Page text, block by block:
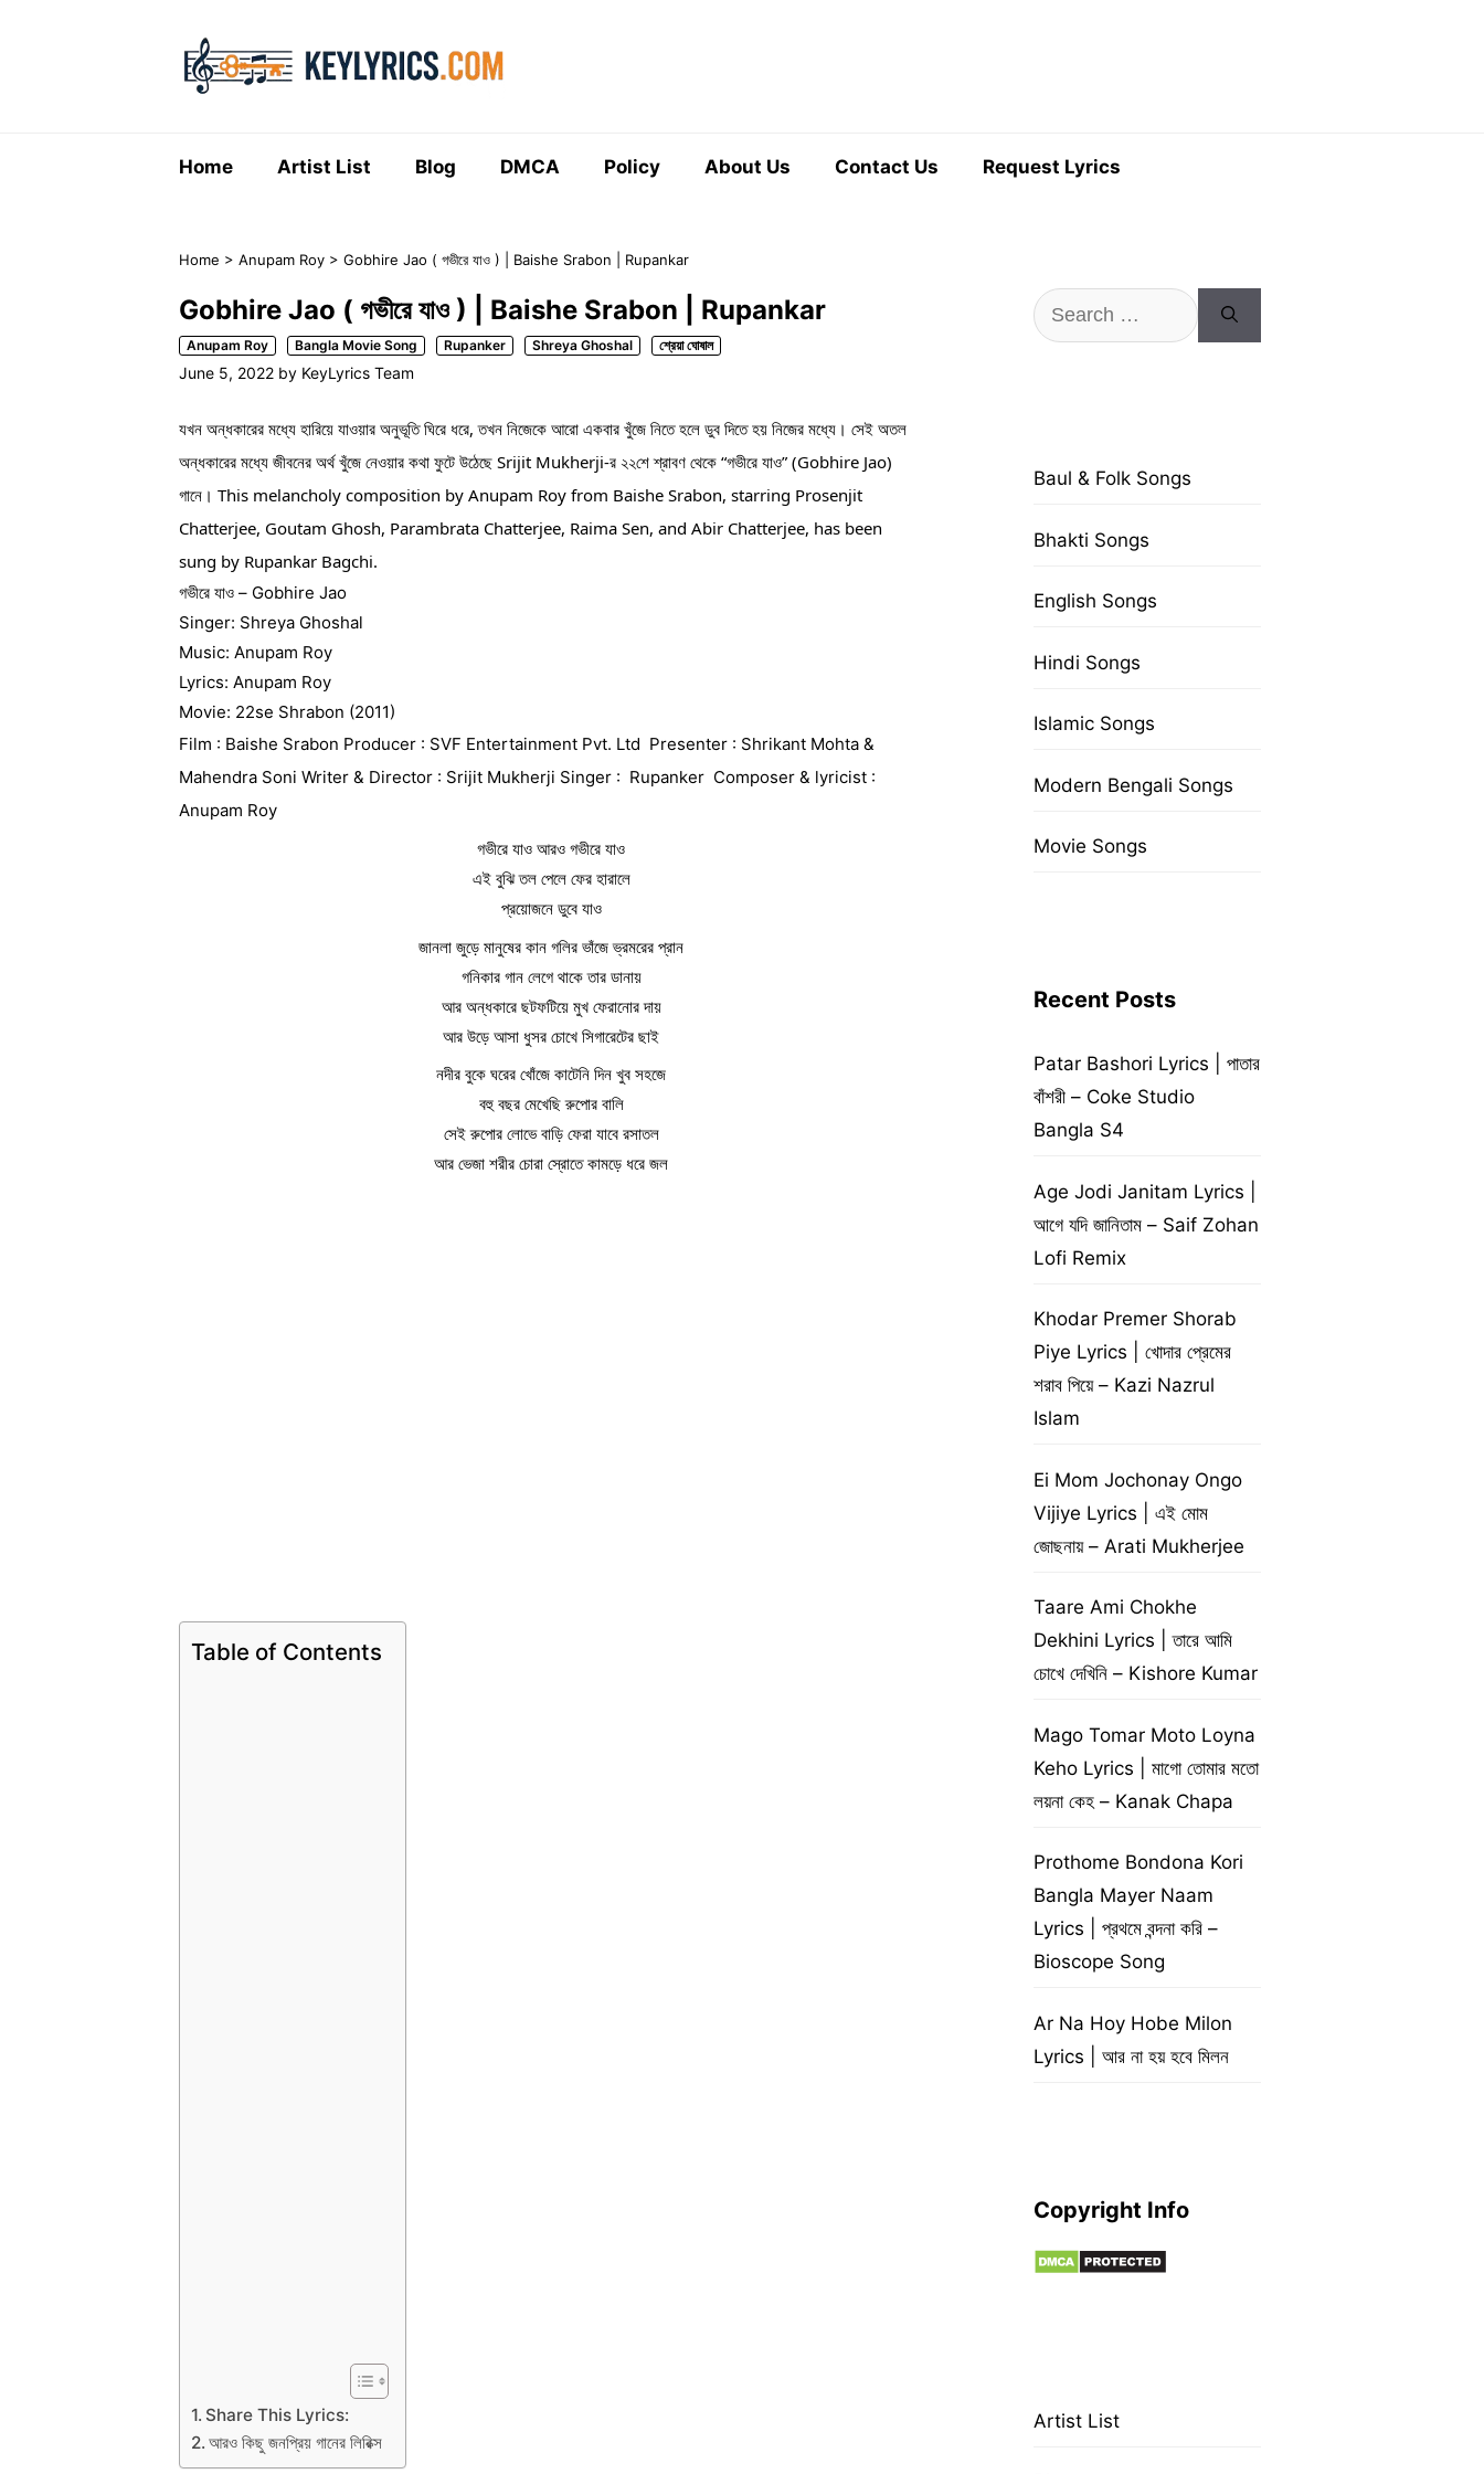
Home Artist List Blog DMCA Policy About Us Contact Us Request Lyrics
Home > Anupam Roy > Gobhire Jao ( গভীরে যাও ) | Baishe Srabon | Rupankar
Gobhire Jao ( গভীরে যাও ) | Baishe Srabon | Rupankar
Anupam Roy Bangla Movie Song Rupanker Shreya Ghoshal শ্রেয়া ঘোষাল
June 5, 2022 by KeyLyrics Team
যখন অন্ধকারের মধ্যে হারিয়ে যাওয়ার অনুভূতি ঘিরে ধরে, তখন নিজেকে আরো একবার খুঁজে নিতে হলে ডুব দিতে হয় নিজের মধ্যে। সেই অতল
অন্ধকারের মধ্যে জীবনের অর্থ খুঁজে নেওয়ার কথা ফুটে উঠেছে Srijit Mukherji-র ২২শে শ্রাবণ থেকে “গভীরে যাও” (Gobhire Jao)
গানে। This melancholy composition by Anupam Roy from Baishe Srabon, starring Prosenjit
Chatterjee, Goutam Ghosh, Parambrata Chatterjee, Raima Sen, and Abir Chatterjee, has been
sung by Rupankar Bagchi.
গভীরে যাও – Gobhire Jao
Singer: Shreya Ghoshal
Music: Anupam Roy
Lyrics: Anupam Roy
Movie: 22se Shrabon (2011)
Film : Baishe Srabon Producer : SVF Entertainment Pvt. Ltd  Presenter : Shrikant Mohta &
Mahendra Soni Writer & Director : Srijit Mukherji Singer :  Rupanker  Composer & lyricist :
Anupam Roy
গভীরে যাও আরও গভীরে যাও
এই বুঝি তল পেলে ফের হারালে
প্রয়োজনে ডুবে যাও
জানলা জুড়ে মানুষের কান গলির ভাঁজে ভ্রমরের প্রান
গনিকার গান লেগে থাকে তার ডানায়
আর অন্ধকারে ছটফটিয়ে মুখ ফেরানোর দায়
আর উড়ে আসা ধুসর চোখে সিগারেটের ছাই
নদীর বুকে ঘরের খোঁজে কাটেনি দিন খুব সহজে
বহু বছর মেখেছি রুপোর বালি
সেই রুপোর লোভে বাড়ি ফেরা যাবে রসাতল
আর ভেজা শরীর চোরা স্রোতে কামড়ে ধরে জল
Table of Contents
Share This Lyrics:
আরও কিছু জনপ্রিয় গানের লিরিক্স
Search
for:
Baul & Folk Songs
Bhakti Songs
English Songs
Hindi Songs
Islamic Songs
Modern Bengali Songs
Movie Songs
Recent Posts
Patar Bashori Lyrics | পাতার
বাঁশরী – Coke Studio
Bangla S4
Age Jodi Janitam Lyrics |
আগে যদি জানিতাম – Saif Zohan
Lofi Remix
Khodar Premer Shorab
Piye Lyrics | খোদার প্রেমের
শরাব পিয়ে – Kazi Nazrul
Islam
Ei Mom Jochonay Ongo
Vijiye Lyrics | এই মোম
জোছনায় – Arati Mukherjee
Taare Ami Chokhe
Dekhini Lyrics | তারে আমি
চোখে দেখিনি – Kishore Kumar
Mago Tomar Moto Loyna
Keho Lyrics | মাগো তোমার মতো
লয়না কেহ – Kanak Chapa
Prothome Bondona Kori
Bangla Mayer Naam
Lyrics | প্রথমে বন্দনা করি –
Bioscope Song
Ar Na Hoy Hobe Milon
Lyrics | আর না হয় হবে মিলন
Copyright Info
Artist List